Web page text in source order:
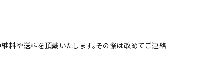
料や送料を頂戴いたします。その際は改めてご連絡